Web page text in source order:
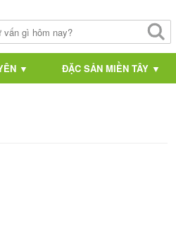
▼ ĐẶC SẢN MIỀN TÂY ▼